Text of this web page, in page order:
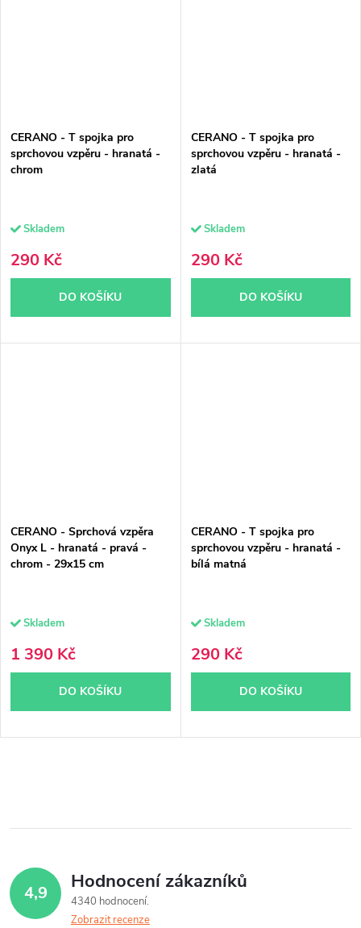
CERANO - T spojka pro
sprchovou vzpěru - hranatá -
chrom
Skladem
290 Kč
DO KOŠÍKU
CERANO - T spojka pro
sprchovou vzpěru - hranatá -
zlatá
Skladem
290 Kč
DO KOŠÍKU
CERANO - Sprchová vzpěra
Onyx L - hranatá - pravá -
chrom - 29x15 cm
Skladem
1 390 Kč
DO KOŠÍKU
CERANO - T spojka pro
sprchovou vzpěru - hranatá -
bílá matná
Skladem
290 Kč
DO KOŠÍKU
á
d 4,9 Hodnocení zákazníků
4340 hodnocení
Zobrazit recenze